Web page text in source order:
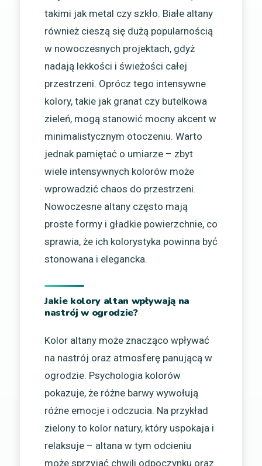
takimi jak metal czy szkło. Białe altany
również cieszą się dużą popularnością
w nowoczesnych projektach, gdyż
nadają lekkości i świeżości całej
przestrzeni. Oprócz tego intensywne
kolory, takie jak granat czy butelkowa
zieleń, mogą stanowić mocny akcent w
minimalistycznym otoczeniu. Warto
jednak pamiętać o umiarze – zbyt
wiele intensywnych kolorów może
wprowadzić chaos do przestrzeni.
Nowoczesne altany często mają
proste formy i gładkie powierzchnie, co
sprawia, że ich kolorystyka powinna być
stonowana i elegancka.
Jakie kolory altan wpływają na
nastrój w ogrodzie?
Kolor altany może znacząco wpływać
na nastrój oraz atmosferę panującą w
ogrodzie. Psychologia kolorów
pokazuje, że różne barwy wywołują
różne emocje i odczucia. Na przykład
zielony to kolor natury, który uspokaja i
relaksuje – altana w tym odcieniu
może sprzyjać chwili odpoczynku oraz